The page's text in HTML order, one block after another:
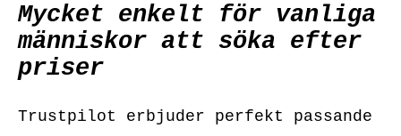
Mycket enkelt för vanliga
människor att söka efter
priser
Trustpilot erbjuder perfekt passande